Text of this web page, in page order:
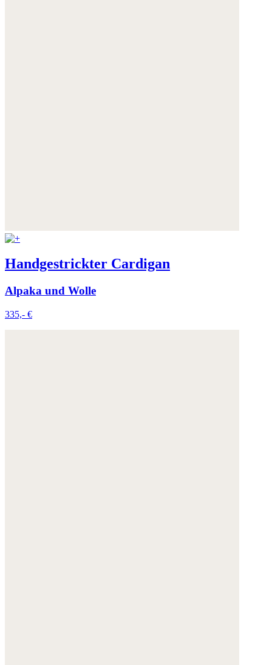
Handgestrickter Cardigan
Alpaka und Wolle
335,- €